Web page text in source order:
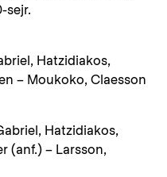
sejr.
Hatzidiakos,
– Moukoko, Claesson
Hatzidiakos,
(anf.) – Larsson,